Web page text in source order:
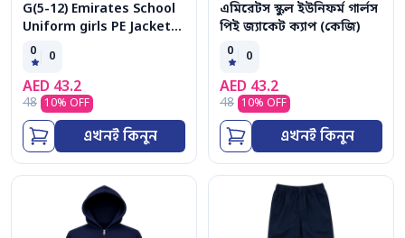
G(5-12) Emirates School
Uniform girls PE Jacket
kolar
0 0
AED 43.2
48 10% OFF
এখনই কিনুন
এমিরেটস স্কুল ইউনিফর্ম গার্লস
পিই জ্যাকেট ক্যাপ (কেজি)
0 0
AED 43.2
48 10% OFF
এখনই কিনুন